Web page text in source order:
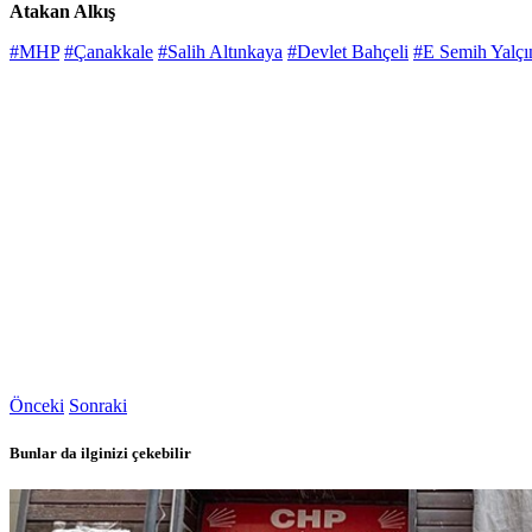
Atakan Alkış
#MHP #Çanakkale #Salih Altınkaya #Devlet Bahçeli #E Semih
Önceki Sonraki
Bunlar da ilginizi çekebilir